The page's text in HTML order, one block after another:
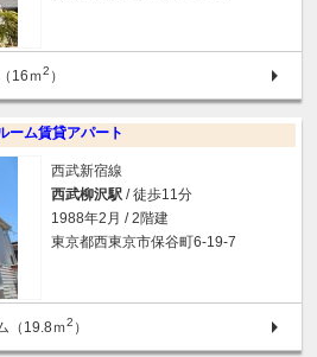
16ｍ2 ）
ーム賃貸アパート
西武新宿線
西武柳沢駅 / 徒歩11分
1988年2月 / 2階建
東京都西東京市保谷町6-19-7
（19.8ｍ2 ）